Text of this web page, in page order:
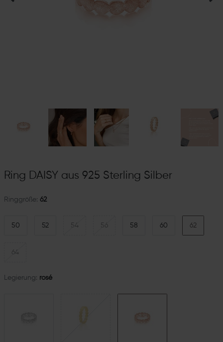
Ring DAISY aus 925 Sterling Silber
Ringgröße: 62
50 52 54 56 58 60 62
64
Legierung: rosé